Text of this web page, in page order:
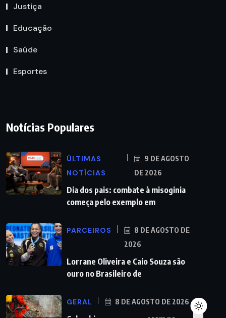
Justiça
Educação
Saúde
Esportes
Notícias Populares
ÚLTIMAS
NOTÍCIAS
9 DE AGOSTO
DE 2026
Dia dos pais: combate à misoginia
começa pelo exemplo em
PARCEIROS
8 DE AGOSTO DE
2026
Lorrane Oliveira e Caio Souza são
ouro no Brasileiro de
GERAL 8 DE AGOSTO DE 2026